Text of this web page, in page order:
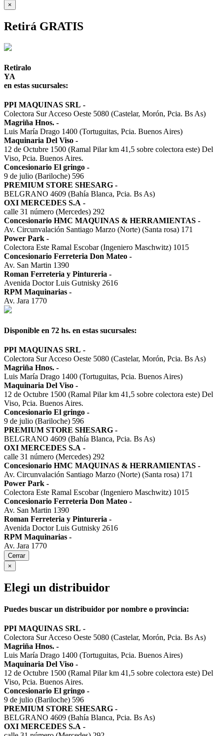
×
Retirá GRATIS
Retiralo
YA
en estas sucursales:
PPI MAQUINAS SRL -
Colectora Sur Acceso Oeste 5080 (Castelar, Morón, Pcia. Bs As)
Magriña Hnos. -
Luis María Drago 1400 (Tortuguitas, Pcia. Buenos Aires)
Maquinaria Del Viso -
12 de Octubre 1500 (Ramal Pilar km 41,5 sobre colectora este) Del
Viso, Pcia. Buenos Aires.
Concesionario El gringo -
9 de julio (Bariloche) 596
PREMIUM STORE SHESARG -
BELGRANO 4609 (Bahía Blanca, Pcia. Bs As)
OXI MERCEDES S.A -
calle 31 número (Mercedes) 292
Concesionario HMC MAQUINAS & HERRAMIENTAS -
Av. Circunvalación Santiago Marzo (Norte) (Santa rosa) 171
Power Park -
Colectora Este Ramal Escobar (Ingeniero Maschwitz) 1015
Concesionario Ferreteria Don Mateo -
Av. San Martin 1390
Roman Ferreteria y Pintureria -
Avenida Doctor Luis Gutnisky 2616
RPM Maquinarias -
Av. Jara 1770
Disponible en 72 hs. en estas sucursales:
PPI MAQUINAS SRL -
Colectora Sur Acceso Oeste 5080 (Castelar, Morón, Pcia. Bs As)
Magriña Hnos. -
Luis María Drago 1400 (Tortuguitas, Pcia. Buenos Aires)
Maquinaria Del Viso -
12 de Octubre 1500 (Ramal Pilar km 41,5 sobre colectora este) Del
Viso, Pcia. Buenos Aires.
Concesionario El gringo -
9 de julio (Bariloche) 596
PREMIUM STORE SHESARG -
BELGRANO 4609 (Bahía Blanca, Pcia. Bs As)
OXI MERCEDES S.A -
calle 31 número (Mercedes) 292
Concesionario HMC MAQUINAS & HERRAMIENTAS -
Av. Circunvalación Santiago Marzo (Norte) (Santa rosa) 171
Power Park -
Colectora Este Ramal Escobar (Ingeniero Maschwitz) 1015
Concesionario Ferreteria Don Mateo -
Av. San Martin 1390
Roman Ferreteria y Pintureria -
Avenida Doctor Luis Gutnisky 2616
RPM Maquinarias -
Av. Jara 1770
Cerrar
×
Elegi un distribuidor
Puedes buscar un distribuidor por nombre o provincia:
PPI MAQUINAS SRL -
Colectora Sur Acceso Oeste 5080 (Castelar, Morón, Pcia. Bs As)
Magriña Hnos. -
Luis María Drago 1400 (Tortuguitas, Pcia. Buenos Aires)
Maquinaria Del Viso -
12 de Octubre 1500 (Ramal Pilar km 41,5 sobre colectora este) Del
Viso, Pcia. Buenos Aires.
Concesionario El gringo -
9 de julio (Bariloche) 596
PREMIUM STORE SHESARG -
BELGRANO 4609 (Bahía Blanca, Pcia. Bs As)
OXI MERCEDES S.A -